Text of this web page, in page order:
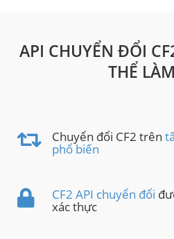
API CHUYỂN ĐỔI
THỂ
Chuyển đổi CF2 trên
phổ biến
CF2 API chuyển đổi
xác thực